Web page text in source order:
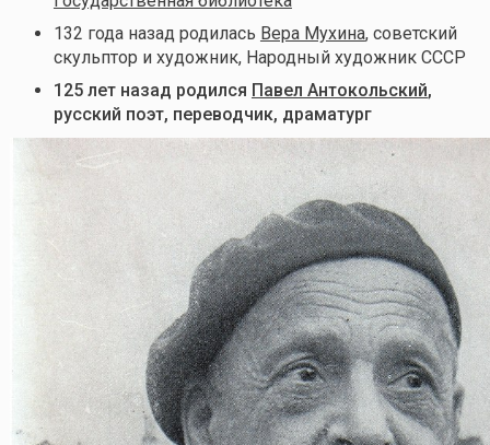
132 года назад родилась Вера Мухина, советский
скульптор и художник, Народный художник СССР
125 лет назад родился Павел Антокольский,
русский поэт, переводчик, драматург